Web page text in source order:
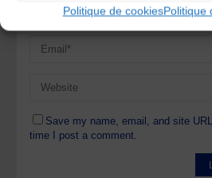
Politique de cookiesPolitique
Save my name, email, and site
time I post a comment.